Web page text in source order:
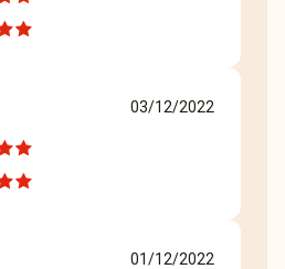
03/12/2022
01/12/2022